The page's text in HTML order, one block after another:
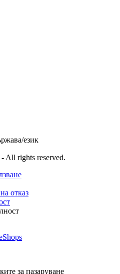
език
- All rights reserved.
отказ
за пазаруване